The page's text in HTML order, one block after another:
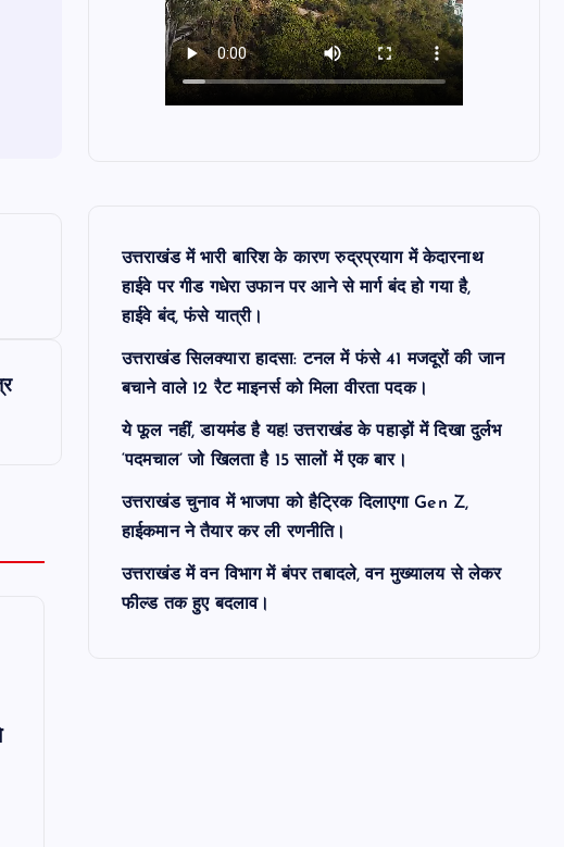
उत्तराखंड में भारी बारिश के कारण रुद्रप्रयाग में केदारनाथ
हाईवे पर गीड गधेरा उफान पर आने से मार्ग बंद हो गया है,
हाईवे बंद, फंसे यात्री।
उत्तराखंड सिलक्यारा हादसा: टनल में फंसे 41 मजदूरों की जान
बचाने वाले 12 रैट माइनर्स को मिला वीरता पदक।
ये फूल नहीं, डायमंड है यह! उत्तराखंड के पहाड़ों में दिखा दुर्लभ
‘पदमचाल’ जो खिलता है 15 सालों में एक बार।
उत्तराखंड चुनाव में भाजपा को हैट्रिक दिलाएगा Gen Z,
हाईकमान ने तैयार कर ली रणनीति।
उत्तराखंड में वन विभाग में बंपर तबादले, वन मुख्यालय से लेकर
फील्ड तक हुए बदलाव।